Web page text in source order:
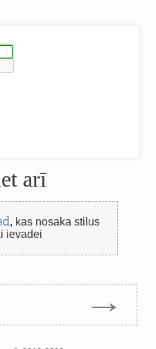
arī
, kas nosaka stilus
ievadei
→